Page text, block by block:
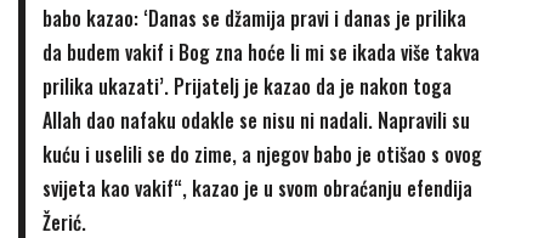
babo kazao: ‘Danas se džamija pravi i danas je prilika
da budem vakif i Bog zna hoće li mi se ikada više takva
prilika ukazati’. Prijatelj je kazao da je nakon toga
Allah dao nafaku odakle se nisu ni nadali. Napravili su
kuću i uselili se do zime, a njegov babo je otišao s ovog
svijeta kao vakif“, kazao je u svom obraćanju efendija
Žerić.